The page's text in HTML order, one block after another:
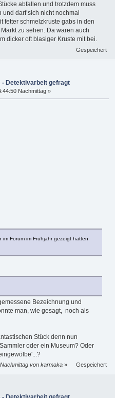
abfallen und trotzdem muss
darf sich nicht nochmal
fetter schmelzkruste gabs in den
zu sehen. Da waren auch
dicker oft blasiger Kruste mit bei.
Gespeichert
- Detektivarbeit gefragt
Nachmittag »
Forum im Frühjahr gezeigt hatten
Bezeichnung und
man, wie gesagt, noch als
Stück denn nun
oder ein Museum? Oder
von karmaka » Gespeichert